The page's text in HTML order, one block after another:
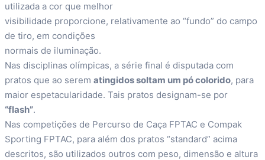
utilizada a cor que melhor
visibilidade proporcione, relativamente ao “fundo” do campo
de tiro, em condições
normais de iluminação.
Nas disciplinas olímpicas, a série final é disputada com
pratos que ao serem atingidos soltam um pó colorido, para
maior espetacularidade. Tais pratos designam-se por
“flash”.
Nas competições de Percurso de Caça FPTAC e Compak
Sporting FPTAC, para além dos pratos “standard” acima
descritos, são utilizados outros com peso, dimensão e altura